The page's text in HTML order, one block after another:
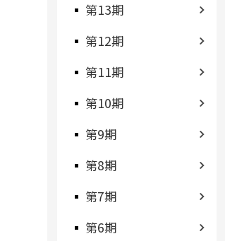
第13期
第12期
第11期
第10期
第9期
第8期
第7期
第6期